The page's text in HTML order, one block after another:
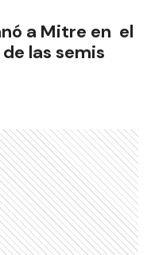
a Mitre en el
las semis